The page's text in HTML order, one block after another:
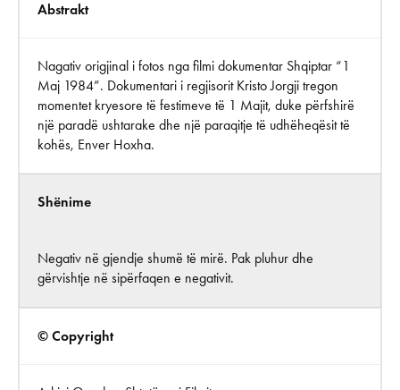
Abstrakt
Nagativ origjinal i fotos nga filmi dokumentar Shqiptar “1
Maj 1984”. Dokumentari i regjisorit Kristo Jorgji tregon
momentet kryesore të festimeve të 1 Majit, duke përfshirë
një paradë ushtarake dhe një paraqitje të udhëheqësit të
kohës, Enver Hoxha.
Shënime
Negativ në gjendje shumë të mirë. Pak pluhur dhe
gërvishtje në sipërfaqen e negativit.
© Copyright